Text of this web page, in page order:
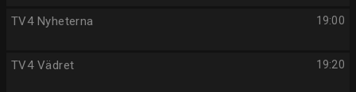
19:00
TV4 Nyheterna
19:20
TV4 Vädret